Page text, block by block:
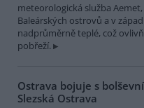
meteorologická služba
Baleárských ostrovů a v
nadprůměrně teplé, což
pobřeží.
Ostrava bojuje s
Slezská Ostrava